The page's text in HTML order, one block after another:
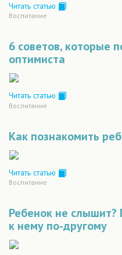
Читать статью
Воспитание
6 советов, которые
оптимиста
Читать статью
Воспитание
Как познакомить
Читать статью
Воспитание
Ребенок не слышит?
к нему по-другому